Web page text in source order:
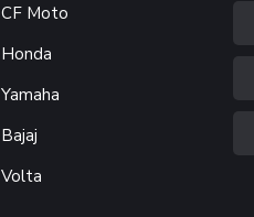
CF Moto
Honda
Yamaha
Bajaj
Volta